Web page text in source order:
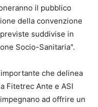
il pubblico
della convenzione
suddivise in
Socio-Sanitaria".
che delinea
Fitetrec Ante e ASI
ad offrire un